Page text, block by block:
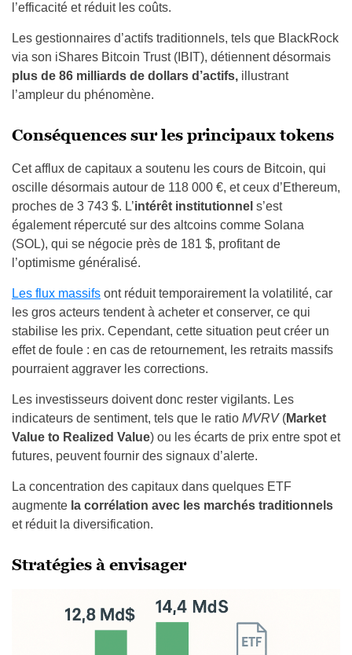
l’efficacité et réduit les coûts.
Les gestionnaires d’actifs traditionnels, tels que BlackRock
via son iShares Bitcoin Trust (IBIT), détiennent désormais
plus de 86 milliards de dollars d’actifs, illustrant
l’ampleur du phénomène.
Conséquences sur les principaux tokens
Cet afflux de capitaux a soutenu les cours de Bitcoin, qui
oscille désormais autour de 118 000 €, et ceux d’Ethereum,
proches de 3 743 $. L’intérêt institutionnel s’est
également répercuté sur des altcoins comme Solana
(SOL), qui se négocie près de 181 $, profitant de
l’optimisme généralisé.
Les flux massifs ont réduit temporairement la volatilité, car
les gros acteurs tendent à acheter et conserver, ce qui
stabilise les prix. Cependant, cette situation peut créer un
effet de foule : en cas de retournement, les retraits massifs
pourraient aggraver les corrections.
Les investisseurs doivent donc rester vigilants. Les
indicateurs de sentiment, tels que le ratio MVRV(Market
Value to Realized Value) ou les écarts de prix entre spot et
futures, peuvent fournir des signaux d’alerte.
La concentration des capitaux dans quelques ETF
augmente la corrélation avec les marchés traditionnels
et réduit la diversification.
Stratégies à envisager